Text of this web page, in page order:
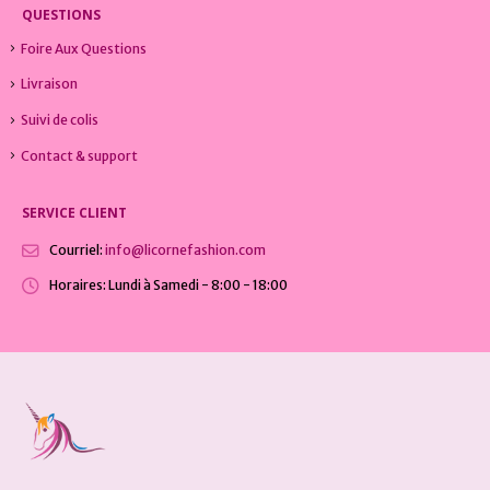
QUESTIONS
Foire Aux Questions
Livraison
Suivi de colis
Contact & support
SERVICE CLIENT
Courriel: info@licornefashion.com
Horaires: Lundi à Samedi - 8:00 - 18:00